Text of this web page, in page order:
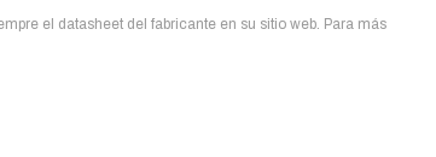
el datasheet del fabricante en su sitio web. Para más